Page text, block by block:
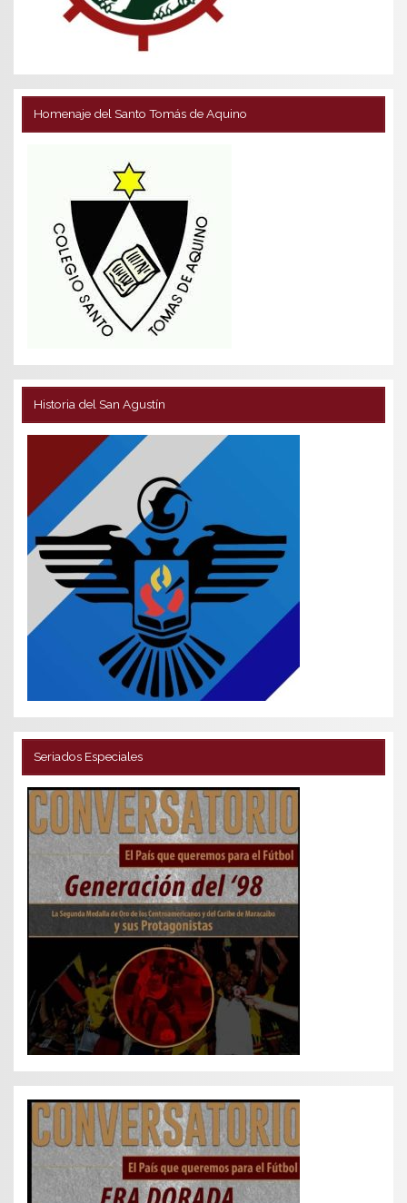
Homenaje del Santo Tomás de Aquino
Historia del San Agustín
Seriados Especiales